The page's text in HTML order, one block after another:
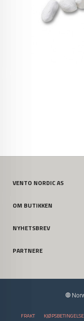
VENTO NORDIC AS
OM BUTIKKEN
NYHETSBREV
PARTNERE
FRAKT